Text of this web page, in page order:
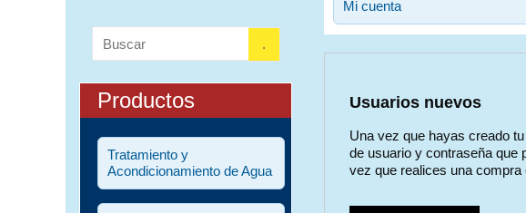
Productos
Tratamiento y
Acondicionamiento de Agua
Mi cuenta
Usuarios nuevos
Una vez que hayas creado
de usuario y contraseña que
vez que realices una compra